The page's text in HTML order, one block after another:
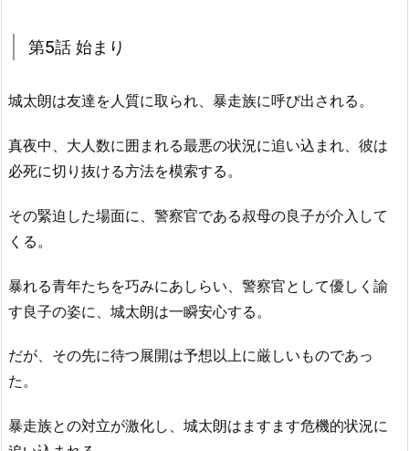
第5話 始まり
城太朗は友達を人質に取られ、暴走族に呼び出される。
真夜中、大人数に囲まれる最悪の状況に追い込まれ、彼は
必死に切り抜ける方法を模索する。
その緊迫した場面に、警察官である叔母の良子が介入して
くる。
暴れる青年たちを巧みにあしらい、警察官として優しく諭
す良子の姿に、城太朗は一瞬安心する。
だが、その先に待つ展開は予想以上に厳しいものであっ
た。
暴走族との対立が激化し、城太朗はますます危機的状況に